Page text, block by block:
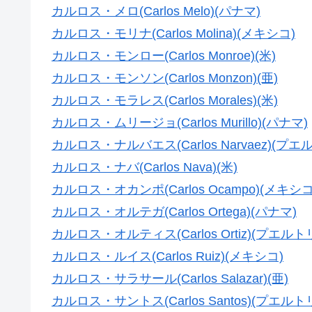
カルロス・メロ(Carlos Melo)(パナマ)
カルロス・モリナ(Carlos Molina)(メキシコ)
カルロス・モンロー(Carlos Monroe)(米)
カルロス・モンソン(Carlos Monzon)(亜)
カルロス・モラレス(Carlos Morales)(米)
カルロス・ムリージョ(Carlos Murillo)(パナマ)
カルロス・ナルバエス(Carlos Narvaez)(プエ
カルロス・ナバ(Carlos Nava)(米)
カルロス・オカンポ(Carlos Ocampo)(メキシ
カルロス・オルテガ(Carlos Ortega)(パナマ)
カルロス・オルティス(Carlos Ortiz)(プエルト
カルロス・ルイス(Carlos Ruiz)(メキシコ)
カルロス・サラサール(Carlos Salazar)(亜)
カルロス・サントス(Carlos Santos)(プエルト